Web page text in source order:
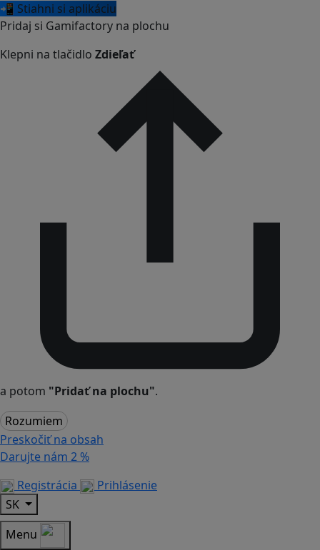
📲 Stiahni si aplikáciu
Pridaj si Gamifactory na plochu
Klepni na tlačidlo Zdieľať
a potom "Pridať na plochu".
Rozumiem
Preskočiť na obsah
Darujte nám 2 %
Registrácia
Prihlásenie
SK
Menu